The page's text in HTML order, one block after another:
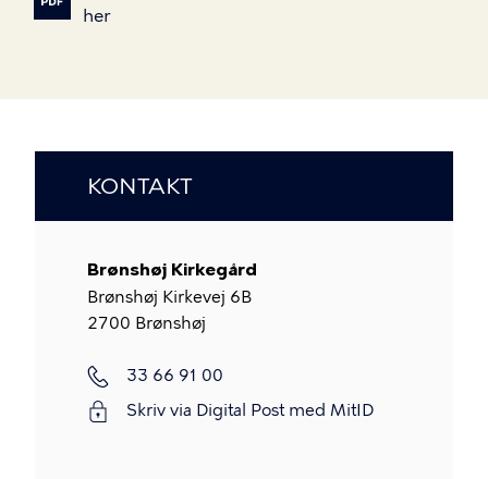
her
KONTAKT
Brønshøj Kirkegård
Brønshøj Kirkevej 6B
2700 Brønshøj
Telefon
33 66 91 00
Skriv via Digital Post med MitID